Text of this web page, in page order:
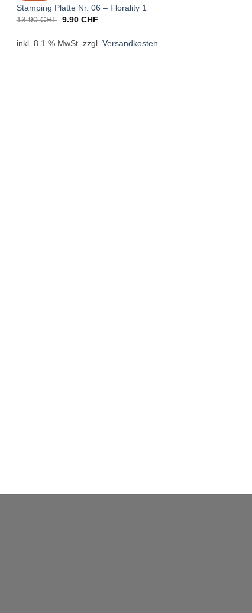
Stamping Platte Nr. 06 – Florality 1
13.90CHF Ursprünglicher
13.90 CHF
9.90 CHFAktueller
9.90 CHF.
inkl. 8.1 % MwSt. zzgl. Versandkosten